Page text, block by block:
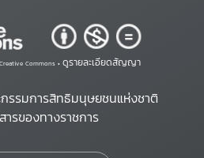
Commons • ดูรายละเอียดสัญญา
รรมการสิทธิมนุษยชนแห่งชาติ
รของทางราชการ